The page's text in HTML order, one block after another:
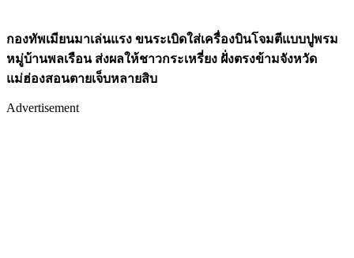
กองทัพเมียนมาเล่นแรง ขนระเบิดใส่เครื่องบินโจมตีแบบปูพรม
หมู่บ้านพลเรือน ส่งผลให้ชาวกระเหรี่ยง ฝั่งตรงข้ามจังหวัด
แม่ฮ่องสอนตายเจ็บหลายสิบ
Advertisement